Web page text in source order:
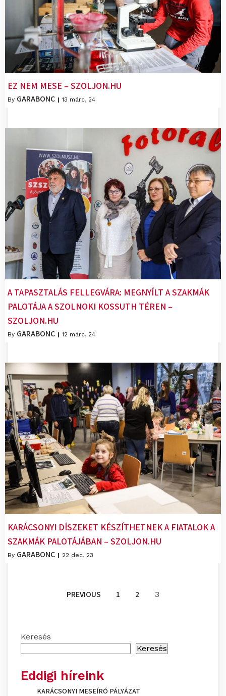
EZ NEM MESE – SZOLJON.HU
By GARABONC | 13 márc, 24
A TAPASZTALÁS FELLEGVÁRA: MEGNYÍLT A SZAKMÁK
PALOTÁJA A SZOLNOKI KOSSUTH TÉREN –
SZOLJON.HU
By GARABONC | 12 márc, 24
KARÁCSONYI DÍSZEKET KÉSZÍTHETNEK A FIATALOK A
SZAKMÁK PALOTÁJÁBAN – SZOLJON.HU
By GARABONC | 22 dec, 23
PREVIOUS 1 2 3
Keresés
Keresés
Eddigi híreink
KARÁCSONYI MESEÍRÓ PÁLYÁZAT